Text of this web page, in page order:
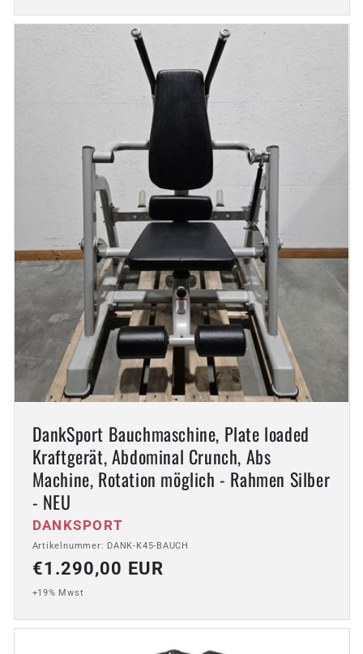
DankSport Bauchmaschine, Plate loaded
Kraftgerät, Abdominal Crunch, Abs
Machine, Rotation möglich - Rahmen Silber
- NEU
Anbieter:
DANKSPORT
Artikelnummer: DANK-K45-BAUCH
Normaler
Preis
€1.290,00 EUR
+19% Mwst